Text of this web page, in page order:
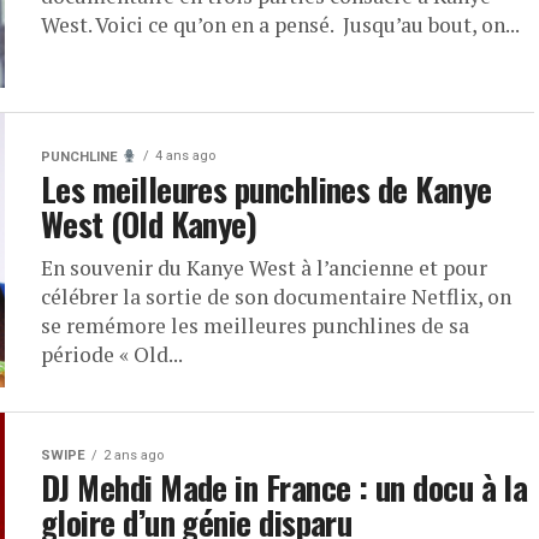
West. Voici ce qu’on en a pensé. Jusqu’au bout, on...
PUNCHLINE 4 ans ago
Les meilleures punchlines de Kanye
West (Old Kanye)
En souvenir du Kanye West à l’ancienne et pour
célébrer la sortie de son documentaire Netflix, on
se remémore les meilleures punchlines de sa
période « Old...
SWIPE 2 ans ago
DJ Mehdi Made in France : un docu à la
gloire d’un génie disparu